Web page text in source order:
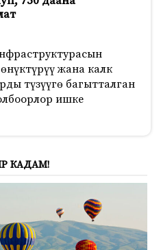
жана калк
түзүүгө багытталган
ишке
КАДАМ!